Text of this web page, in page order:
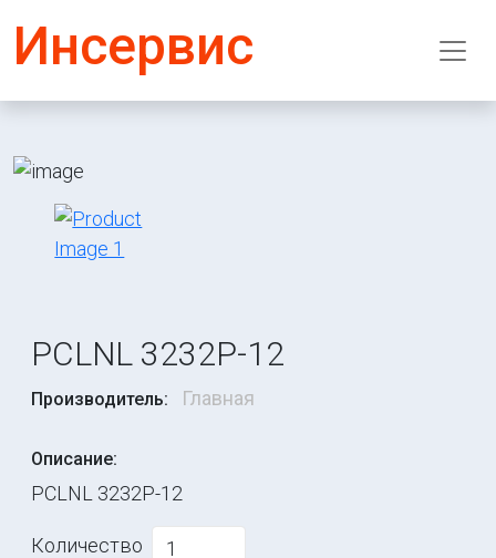
Инсервис
PCLNL 3232P-12
Производитель: Главная
Описание:
PCLNL 3232P-12
Количество